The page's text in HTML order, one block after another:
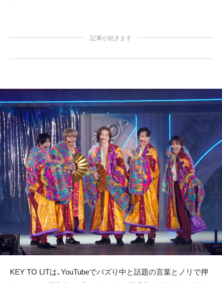
記事が続きます
KEY TO LITは、YouTubeでバズり中と話題の言葉とノリで押